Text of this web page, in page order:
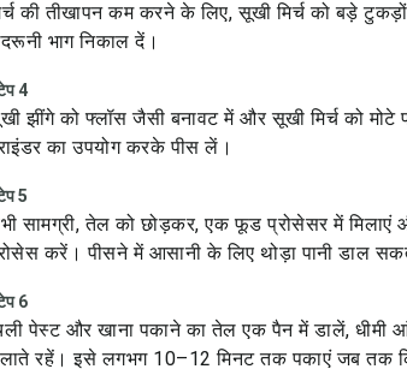
की तीखापन कम करने के लिए, सूखी मिर्च को बड़े
भाग निकाल दें।
4
झींगे को फ्लॉस जैसी बनावट में और सूखी मिर्च को मोटे
का उपयोग करके पीस लें।
5
सामग्री, तेल को छोड़कर, एक फूड प्रोसेसर में
करें। पीसने में आसानी के लिए थोड़ा पानी डाल
6
पेस्ट और खाना पकाने का तेल एक पैन में डालें, धीमी
रहें। इसे लगभग 10–12 मिनट तक पकाएं जब तक